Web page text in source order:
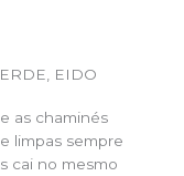
EIDO
as chaminés
limpas sempre
cai no mesmo